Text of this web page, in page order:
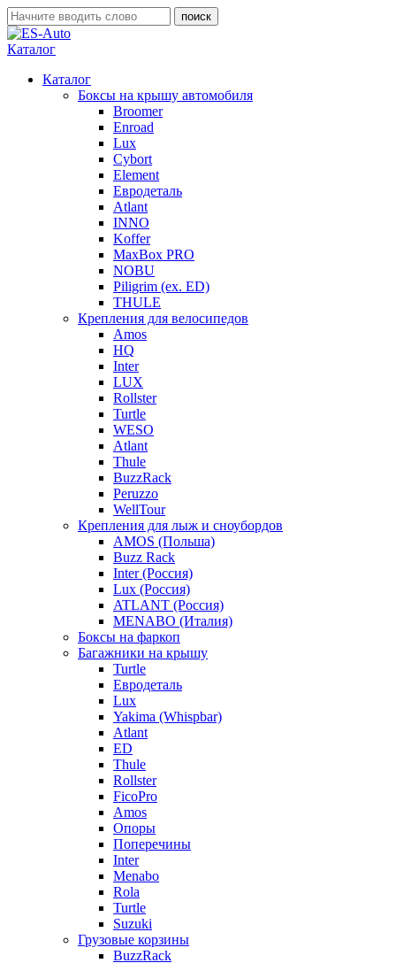
Каталог
Каталог
Боксы на крышу автомобиля
Broomer
Enroad
Lux
Cybort
Element
Евродеталь
Atlant
INNO
Koffer
MaxBox PRO
NOBU
Piligrim (ex. ED)
THULE
Крепления для велосипедов
Amos
HQ
Inter
LUX
Rollster
Turtle
WESO
Atlant
Thule
BuzzRack
Peruzzo
WellTour
Крепления для лыж и сноубордов
AMOS (Польша)
Buzz Rack
Inter (Россия)
Lux (Россия)
ATLANT (Россия)
MENABO (Италия)
Боксы на фаркоп
Багажники на крышу
Turtle
Евродеталь
Lux
Yakima (Whispbar)
Atlant
ED
Thule
Rollster
FicoPro
Amos
Опоры
Поперечины
Inter
Menabo
Rola
Turtle
Suzuki
Грузовые корзины
BuzzRack